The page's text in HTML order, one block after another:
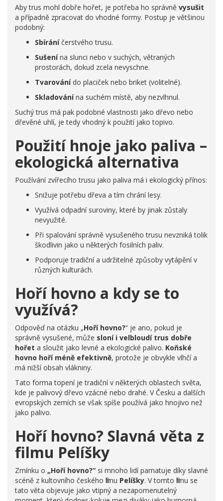
Aby trus mohl dobře hořet, je potřeba ho správně vysušit
a případně zpracovat do vhodné formy. Postup je většinou
podobný:
Sbíráníčerstvého trusu.
Sušenína slunci nebo v suchých, větraných
prostorách, dokud zcela nevyschne.
Tvarovánído placiček nebo briket (volitelné).
Skladovánína suchém místě, aby nezvlhnul.
Suchý trus má pak podobné vlastnosti jako dřevo nebo
dřevěné uhlí, je tedy vhodný k použití jako topivo.
Použití hnoje jako paliva –
ekologická alternativa
Používání zvířecího trusu jako paliva má i ekologický přínos:
Snižuje potřebu dřeva a tím chrání lesy.
Využívá odpadní suroviny, které by jinak zůstaly
nevyužité.
Při spalování správně vysušeného trusu nevzniká tolik
škodlivin jako u některých fosilních paliv.
Podporuje tradiční a udržitelné způsoby vytápění v
různých kulturách.
Hoří hovno a kdy se to
využívá?
Odpověď na otázku „Hoří hovno?“ je ano, pokud je
správně vysušené, může sloní i velbloudí trus dobře
hořet a sloužit jako levné a ekologické palivo. Koňské
hovno hoří méně efektivně, protože je obvykle vlhčí a
má nižší obsah vlákniny.
Tato forma topení je tradiční v některých oblastech světa,
kde je palivový dřevo vzácné nebo drahé. V Česku a dalších
evropských zemích se však spíše používá jako hnojivo než
jako palivo.
Hoří hovno? Slavná věta z
filmu Pelíšky
Zmínku o „Hoří hovno?“ si mnoho lidí pamatuje díky slavné
scéně z kultovního českého filmu Pelíšky. V tomto filmu se
tato věta objevuje jako vtipný a nezapomenutelný